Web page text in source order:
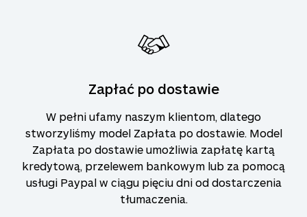
Zapłać po dostawie
W pełni ufamy naszym klientom, dlatego
stworzyliśmy model Zapłata po dostawie. Model
Zapłata po dostawie umożliwia zapłatę kartą
kredytową, przelewem bankowym lub za pomocą
usługi Paypal w ciągu pięciu dni od dostarczenia
tłumaczenia.